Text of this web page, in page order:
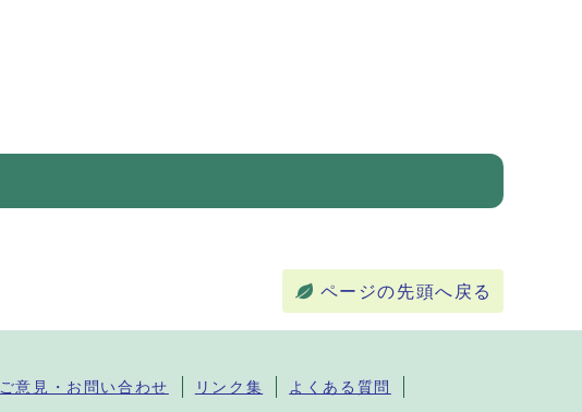
ページの先頭へ戻る
ご意見・お問い合わせ リンク集 よくある質問